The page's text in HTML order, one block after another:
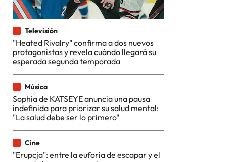
Televisión
"Heated Rivalry" confirma a dos nuevos
protagonistas y revela cuándo llegará su
esperada segunda temporada
Música
Sophia de KATSEYE anuncia una pausa
indefinida para priorizar su salud mental:
"La salud debe ser lo primero"
Cine
"Erupcja": entre la euforia de escapar y el